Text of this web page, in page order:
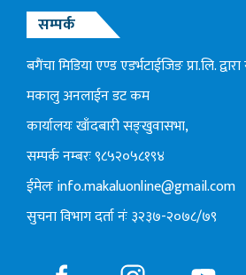
सम्पर्क
बगैंचा मिडिया एण्ड एडर्भटाईजिङ प्रा.लि.
मकालु अनलाईन डट कम
कार्यालयः खाँदबारी सङ्खुवासभा,
सम्पर्क नम्बरः ९८५२०५८१९४
ईमेलःinfo.makaluonline@gmail.com
सुचना विभाग दर्ता नंः ३२३७-२०७८/७९